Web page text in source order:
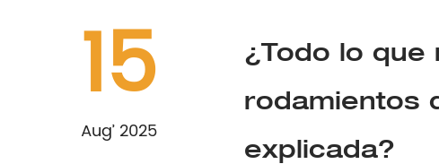
15
Aug’ 2025
¿Todo lo
rodamientos
explicada?